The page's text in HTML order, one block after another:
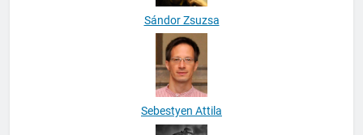
Sándor Zsuzsa
Sebestyen Attila